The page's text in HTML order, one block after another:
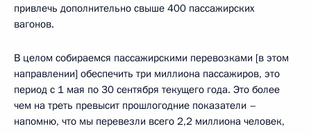
привлечь дополнительно свыше 400 пассажирских
вагонов.
В целом собираемся пассажирскими перевозками [в этом
направлении] обеспечить три миллиона пассажиров, это
период с 1 мая по 30 сентября текущего года. Это более
чем на треть превысит прошлогодние показатели –
напомню, что мы перевезли всего 2,2 миллиона человек,